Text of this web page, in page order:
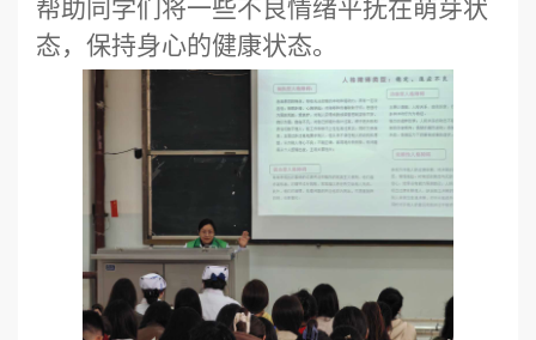
帮助同学们将一些不良情绪平抚在萌芽状
态，保持身心的健康状态。